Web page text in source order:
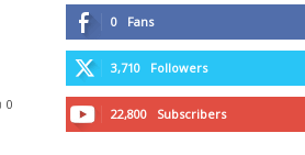
0
0 Fans
3,710 Followers
22,800 Subscribers